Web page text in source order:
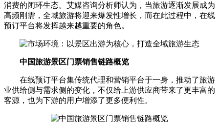
消费的闭环生态。艾媒咨询分析师认为，当旅游逐渐发展成为
高频刚需，全域旅游将迎来爆发性增长，而在此过程中，在线
预订平台将发挥越来越重要的角色。
中国旅游景区门票销售链路概览
在线预订平台集传统代理和营销平台于一身，推动了旅游
业供给侧与需求侧的变化，不仅给上游供应商带来了更丰富的
客源，也为下游的用户增添了更多便利性。